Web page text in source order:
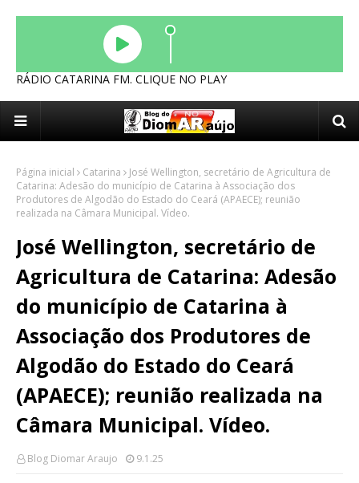
RÁDIO CATARINA FM. CLIQUE NO PLAY
Página inicial Catarina
José Wellington, secretário de Agricultura de
Catarina: Adesão do município de Catarina à Associação dos
Produtores de Algodão do Estado do Ceará (APAECE); reunião
realizada na Câmara Municipal. Vídeo.
José Wellington, secretário de
Agricultura de Catarina: Adesão
do município de Catarina à
Associação dos Produtores de
Algodão do Estado do Ceará
(APAECE); reunião realizada na
Câmara Municipal. Vídeo.
Blog Diomar Araujo 9.1.25